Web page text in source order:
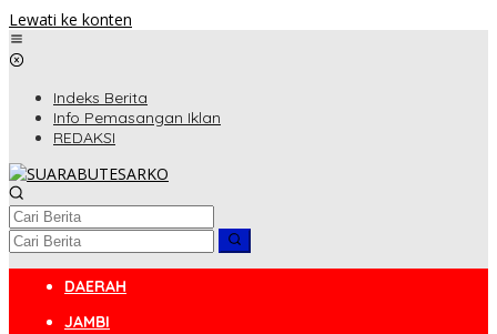
Lewati ke konten
Indeks Berita
Info Pemasangan Iklan
REDAKSI
DAERAH
JAMBI